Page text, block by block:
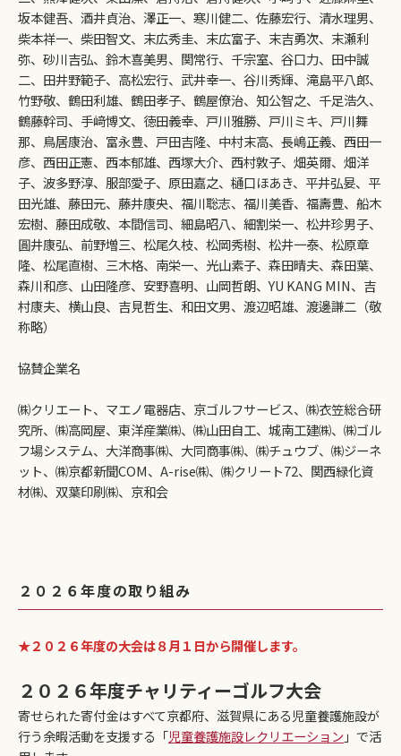
坂本健吾、酒井貞治、澤正一、寒川健二、佐藤宏行、清水理男、
柴本祥一、柴田智文、末広秀圭、末広富子、末吉勇次、末瀬利
弥、砂川吉弘、鈴木喜美男、関常行、千宗室、谷口力、田中誠
二、田井野範子、高松宏行、武井幸一、谷川秀輝、滝島平八郎、
竹野敬、鶴田利雄、鶴田孝子、鶴屋僚治、知公智之、千足浩久、
鶴藤幹司、手﨑博文、徳田義幸、戸川雅勝、戸川ミキ、戸川舞
那、鳥居康治、富永豊、戸田吉隆、中村末高、長嶋正義、西田一
彦、西田正憲、西本郁雄、西塚大介、西村敦子、畑英爾、畑洋
子、波多野淳、服部愛子、原田嘉之、樋口ほあき、平井弘妟、平
田光雄、藤田元、藤井康央、福川聡志、福川美香、福壽豊、船木
宏樹、藤田成敬、本間信司、細島昭八、細割栄一、松井珍男子、
圓井康弘、前野増三、松尾久枝、松岡秀樹、松井一泰、松原章
隆、松尾直樹、三木格、南栄一、光山素子、森田晴夫、森田葉、
森川和彦、山田隆彦、安野喜明、山岡哲朗、YU KANG MIN、吉
村康夫、横山良、吉見哲生、和田文男、渡辺昭雄、渡邊謙二（敬
称略）
協賛企業名
㈱クリエート、マエノ電器店、京ゴルフサービス、㈱衣笠総合研
究所、㈱高岡屋、東洋産業㈱、㈱山田自工、城南工建㈱、㈱ゴル
フ場システム、大洋商事㈱、大同商事㈱、㈱チュウブ、㈱ジーネ
ット、㈱京都新聞COM、A-rise㈱、㈱クリート72、関西緑化資
材㈱、双葉印刷㈱、京和会
２０２６年度の取り組み
★２０２６年度の大会は８月１日から開催します。
２０２６年度チャリティーゴルフ大会
寄せられた寄付金はすべて京都府、滋賀県にある児童養護施設が
行う余暇活動を支援する「児童養護施設レクリエーション 」で活